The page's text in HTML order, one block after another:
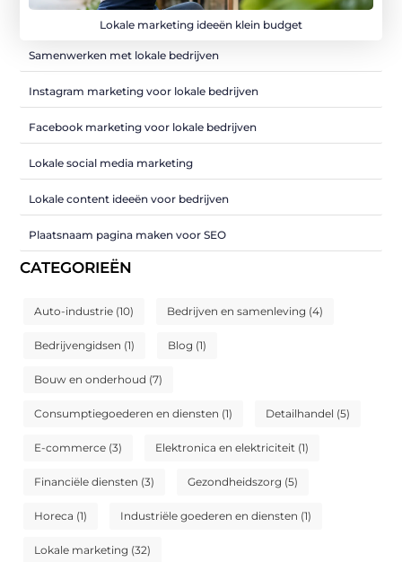
Lokale marketing ideeën klein budget
Samenwerken met lokale bedrijven
Instagram marketing voor lokale bedrijven
Facebook marketing voor lokale bedrijven
Lokale social media marketing
Lokale content ideeën voor bedrijven
Plaatsnaam pagina maken voor SEO
CATEGORIEËN
Auto-industrie (10) Bedrijven en samenleving (4)
Bedrijvengidsen (1) Blog (1)
Bouw en onderhoud (7)
Consumptiegoederen en diensten (1) Detailhandel (5)
E-commerce (3) Elektronica en elektriciteit (1)
Financiële diensten (3) Gezondheidszorg (5)
Horeca (1) Industriële goederen en diensten (1)
Lokale marketing (32)